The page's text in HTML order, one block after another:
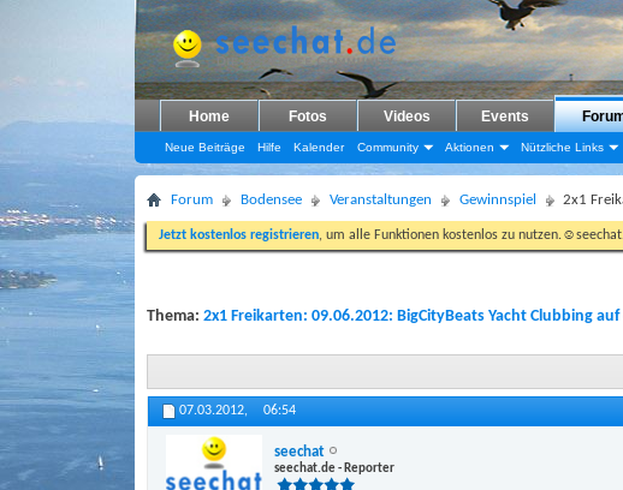
Home Fotos Videos Events
Neue Beiträge Hilfe Kalender Community Aktionen Nützliche Links
Forum Bodensee Veranstaltungen Gewinnspiel 2x1
Jetzt kostenlos registrieren, um alle Funktionen kostenlos zu
Thema: 2x1 Freikarten: 09.06.2012: BigCityBeats Yacht Clubbing
07.03.2012, 06:54
seechat
seechat.de - Reporter